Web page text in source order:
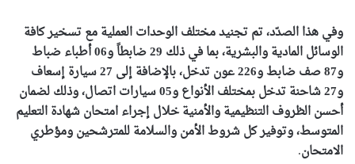
وفي هذا الصدّد، تم تجنيد مختلف الوحدات العملية مع تسخير كافة
الوسائل المادية والبشرية، بما في ذلك 29 ضابطاً و06 أطباء ضباط
و87 صف ضابط و226 عون تدخل، بالإضافة إلى 27 سيارة إسعاف
و27 شاحنة تدخل بمختلف الأنواع و05 سيارات اتصال، وذلك لضمان
أحسن الظروف التنظيمية والأمنية خلال إجراء امتحان شهادة التعليم
المتوسط، وتوفير كل شروط الأمن والسلامة للمترشحين ومؤطري
الامتحان.